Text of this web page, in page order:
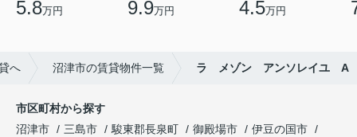
5.8万円 9.9万円 4.5万円
へ 沼津市の賃貸物件一覧 ラ メゾン アンソレイユ A
市区町村から探す
沼津市
三島市 駿東郡長泉町 御殿場市
伊豆の国市